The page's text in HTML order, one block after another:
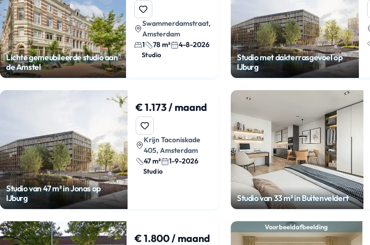
Lichte gemeubileerde studio aan
de Amstel
Swammerdamstraat,
Amsterdam
1
78 m² 4-8-2026
Studio
Studio met dakterrasgevoel op
IJburg
Studio van 47 m² in Jonas op
IJburg
€ 1.173 / maand
Krijn Taconiskade
405, Amsterdam
47 m²
1-9-2026
Studio
Studio van 33 m² in Buitenveldert
€ 1.800 / maand
Voorbeeldafbeelding